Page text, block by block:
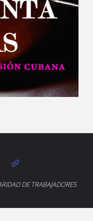
DE TRABAJADORES